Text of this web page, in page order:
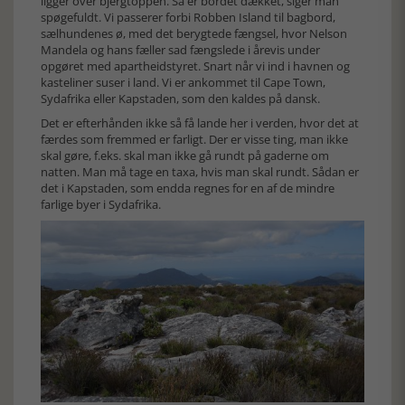
spøgefuldt. Vi passerer forbi Robben Island til bagbord,
sælhundenes ø, med det berygtede fængsel, hvor Nelson
Mandela og hans fæller sad fængslede i årevis under
opgøret med apartheidstyret. Snart når vi ind i havnen og
kasteliner suser i land. Vi er ankommet til Cape Town,
Sydafrika eller Kapstaden, som den kaldes på dansk.
Det er efterhånden ikke så få lande her i verden, hvor det at
færdes som fremmed er farligt. Der er visse ting, man ikke
skal gøre, f.eks. skal man ikke gå rundt på gaderne om
natten. Man må tage en taxa, hvis man skal rundt. Sådan er
det i Kapstaden, som endda regnes for en af de mindre
farlige byer i Sydafrika.